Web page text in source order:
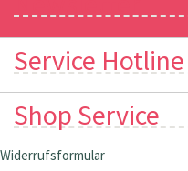
Service Hotline
Shop Service
Widerrufsformular